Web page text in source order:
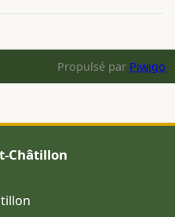
Propulsé par Piwigo
Châtillon